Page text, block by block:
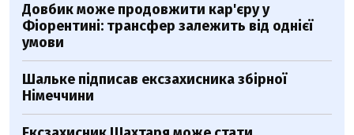
Довбик може продовжити кар'єру у
Фіорентині: трансфер залежить від однієї
умови
Шальке підписав ексзахисника збірної
Німеччини